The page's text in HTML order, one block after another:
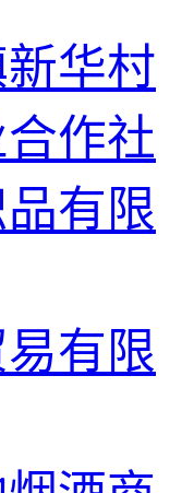
华村
作社
有限
有限